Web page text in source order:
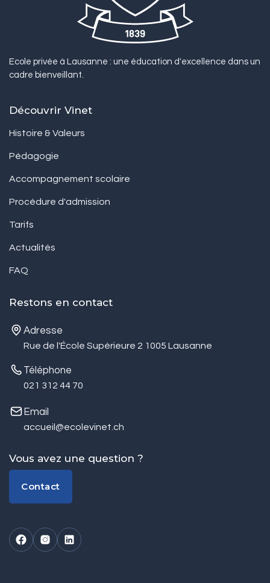
Ecole privée à Lausanne : une éducation d'excellence dans un
cadre bienveillant.
Découvrir Vinet
Histoire & Valeurs
Pédagogie
Accompagnement scolaire
Procédure d'admission
Tarifs
Actualités
FAQ
Restons en contact
Adresse
Rue de l'École Supérieure 2 1005 Lausanne
Téléphone
021 312 44 70
Email
accueil@ecolevinet.ch
Vous avez une question ?
Contact
Contact